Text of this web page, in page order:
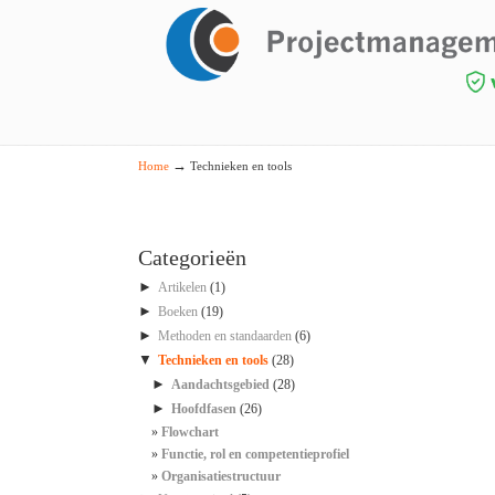
Home→ Technieken en tools
Categorieën
► Artikelen(1)
► Boeken(19)
► Methoden en standaarden(6)
▼ Technieken en tools(28)
► Aandachtsgebied(28)
► Hoofdfasen(26)
Flowchart
Functie, rol en competentieprofiel
Organisatiestructuur